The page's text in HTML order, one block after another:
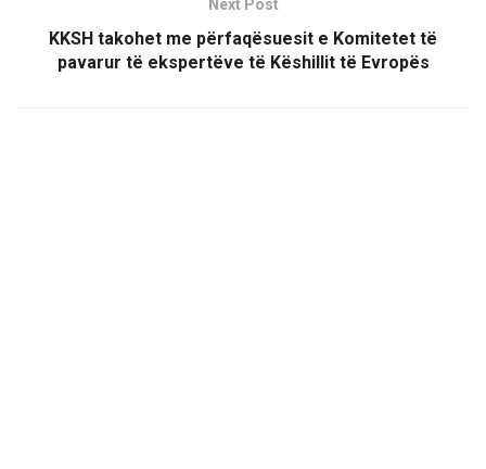
Next Post
KKSH takohet me përfaqësuesit e Komitetet të
pavarur të ekspertëve të Këshillit të Evropës